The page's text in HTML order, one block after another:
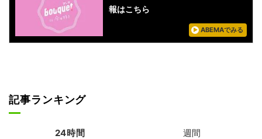
報はこちら
ABEMAでみる
記事ランキング
24時間 週間